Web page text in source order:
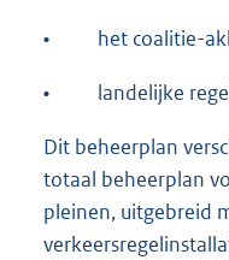
• het coalitie-
• landelijke
Dit beheerplan
totaal beheerplan
pleinen, uitgebreid